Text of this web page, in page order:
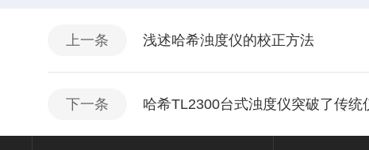
上一条 浅述哈希浊度仪的校正方法
下一条 哈希TL2300台式浊度仪突破了传统